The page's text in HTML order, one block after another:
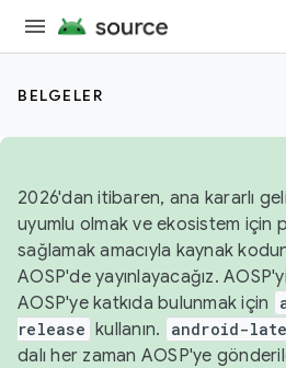
BELGELER
2026'dan itibaren, ana kararlı
uyumlu olmak ve ekosistem için
sağlamak amacıyla kaynak
AOSP'de yayınlayacağız.
AOSP'ye katkıda bulunmak için
release kullanın. android-
dalı her zaman AOSP'ye